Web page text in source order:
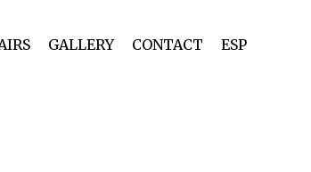
GALLERY CONTACT ESP